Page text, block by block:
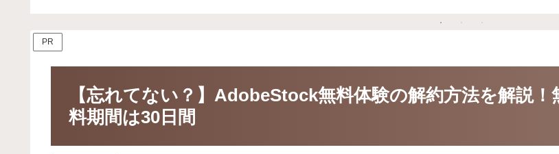
PR
【忘れてない？】AdobeStock無料体験の解約方法を解説！
料期間は30日間